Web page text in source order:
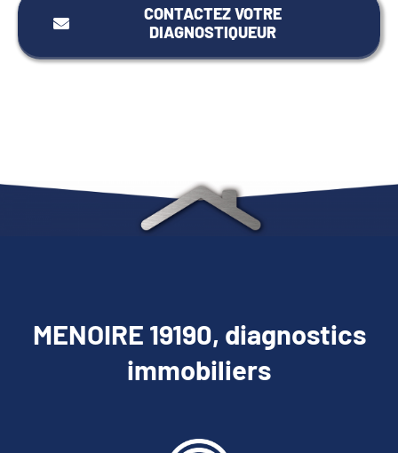
CONTACTEZ VOTRE
DIAGNOSTIQUEUR
MENOIRE 19190, diagnostics
immobiliers